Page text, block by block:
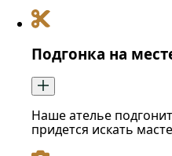
Подгонка на
Наше ателье
придется искать